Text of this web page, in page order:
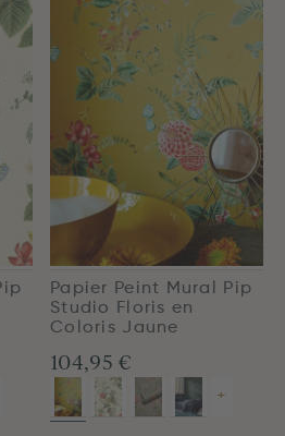
Papier Peint Mural Pip
Studio Floris en
Coloris Jaune
104,95 €
+